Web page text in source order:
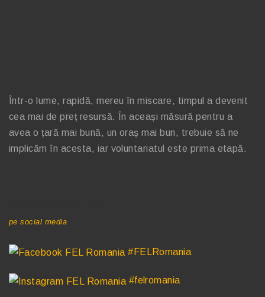
Într-o lume, rapidă, mereu în miscare, timpul a devenit
cea mai de preț resursă. În aceași măsură pentru a
avea o țară mai bună, un oraș mai bun, trebuie să ne
implicăm în acesta, iar voluntariatul este prima etapă.
pe social media
#FELRomania
#felromania